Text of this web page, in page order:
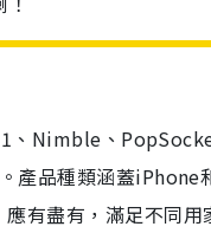
、Nimble、
產品種類涵蓋iPhone
有盡有，滿足不同用